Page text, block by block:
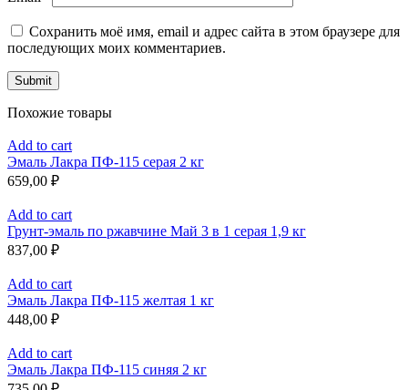
Сохранить моё имя, email и адрес сайта в этом браузере для
последующих моих комментариев.
Похожие товары
Add to cart
Эмаль Лакра ПФ-115 серая 2 кг
659,00 ₽
Add to cart
Грунт-эмаль по ржавчине Май 3 в 1 серая 1,9 кг
837,00 ₽
Add to cart
Эмаль Лакра ПФ-115 желтая 1 кг
448,00 ₽
Add to cart
Эмаль Лакра ПФ-115 синяя 2 кг